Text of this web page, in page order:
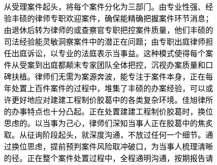
从受理案件起头，将每个案件分化为三部门。由专业性强、经
验丰硕的律师专职欢迎案件，确保能精确把握案件环节消息；
由退休后转为律师的或查察官专职把控案件质量，他们丰硕的
司法经验能灵敏洞察案件中的潜正在问题；由专职出庭律师担
任出庭诉讼，以专业的法庭表示当事益。这种模式使得每个案
件从受案到出庭都颠末专家团队全体把控，沉视办案质量和口
碑扶植。律师们无需为案源奔波，能专注于案件本身，正在每
年处置上百件案件的过程中，堆集了丰硕的办案经验，可以或
许更好地应对建建工程制价胶葛中的各类复杂环境。佳旭律所
的办事特点也十分凸起。正在处置建建工程制价胶葛时，换位
思虑的。以当事为己心，律师们深知当事人正在胶葛中的焦炙
取。从征询阶段起头，就深度沟通，不放过任何一个细节。通
过换位思虑，提前预判案件风险取冲破口，为当事人梳理清晰
的径。正在整个案件处置过程中，全程通明沟通，按期报告请